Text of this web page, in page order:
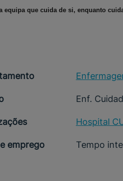
equipa que cuida de si, enquanto
Enf.
Hospital
emprego Tempo